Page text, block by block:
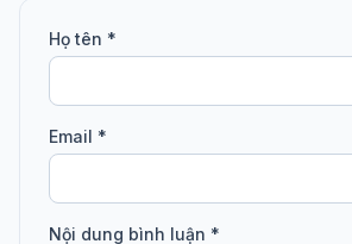
Họ tên *
Email *
Nội dung bình luận *